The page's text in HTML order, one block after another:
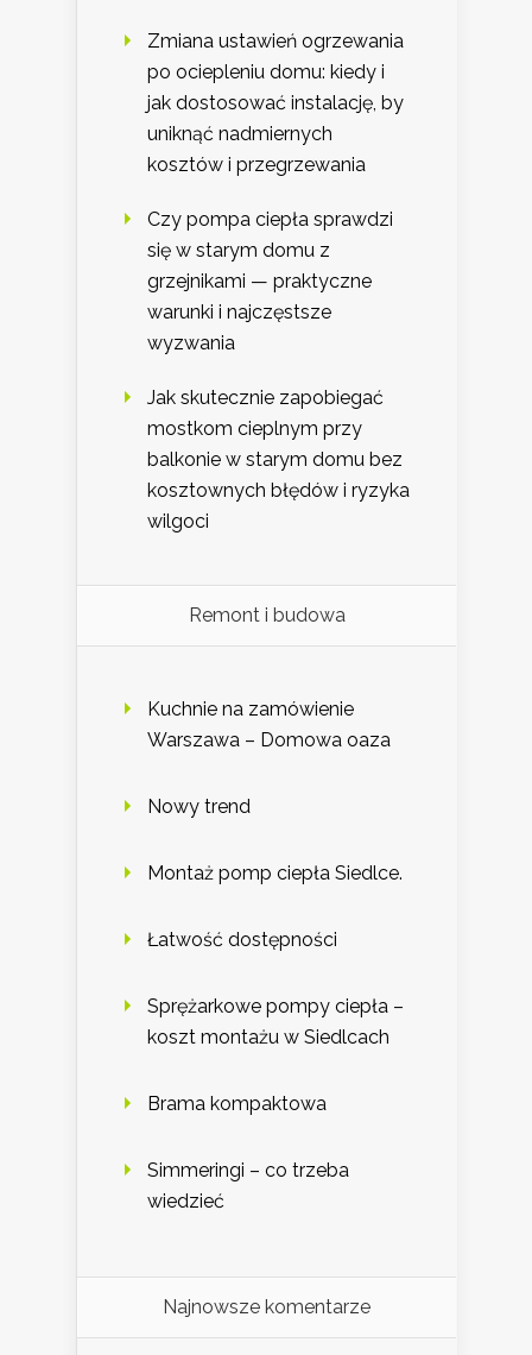
Zmiana ustawień ogrzewania
po ociepleniu domu: kiedy i
jak dostosować instalację, by
uniknąć nadmiernych
kosztów i przegrzewania
Czy pompa ciepła sprawdzi
się w starym domu z
grzejnikami — praktyczne
warunki i najczęstsze
wyzwania
Jak skutecznie zapobiegać
mostkom cieplnym przy
balkonie w starym domu bez
kosztownych błędów i ryzyka
wilgoci
Remont i budowa
Kuchnie na zamówienie
Warszawa – Domowa oaza
Nowy trend
Montaż pomp ciepła Siedlce.
Łatwość dostępności
Sprężarkowe pompy ciepła –
koszt montażu w Siedlcach
Brama kompaktowa
Simmeringi – co trzeba
wiedzieć
Najnowsze komentarze